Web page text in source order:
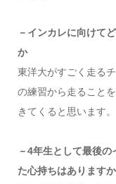
－インカレに向けて
か
東洋大がすごく走る
の練習から走ること
きてくると思います。
－4年生として最後
た心持ちはありますか